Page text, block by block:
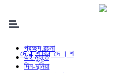
প্রচ্ছদ রচনা
এই মুহূর্তে
দিন-দুনিয়া
দে । শ বি। দে । শ